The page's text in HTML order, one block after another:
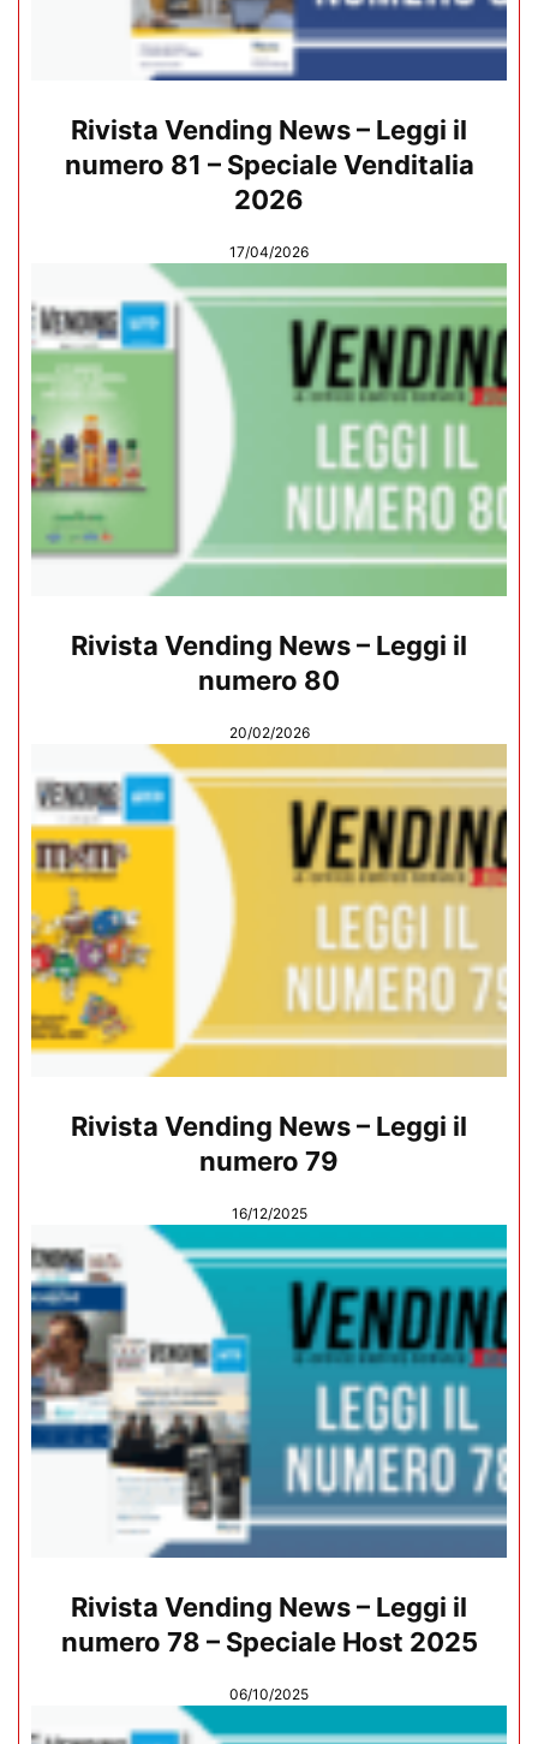
Rivista Vending News – Leggi il
numero 81 – Speciale Venditalia
2026
17/04/2026
Rivista Vending News – Leggi il
numero 80
20/02/2026
Rivista Vending News – Leggi il
numero 79
16/12/2025
Rivista Vending News – Leggi il
numero 78 – Speciale Host 2025
06/10/2025